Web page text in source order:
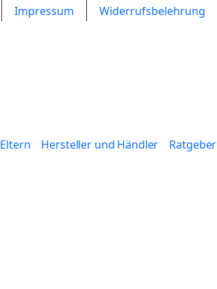
Impressum Widerrufsbelehrung
Eltern Hersteller und Händler Ratgeber